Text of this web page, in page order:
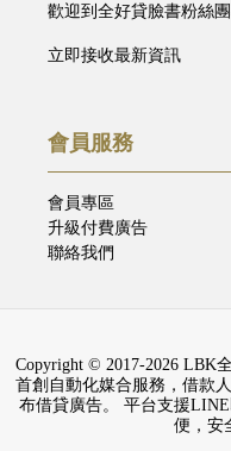
歡迎到全好貸臉書粉絲
立即接收最新資訊
會員服務
會員專區
升級付費廣告
聯絡我們
Copyright © 2017-2026 LBK全
首創自動化媒合服務，借款
布借貸廣告。 平台支援
便，安